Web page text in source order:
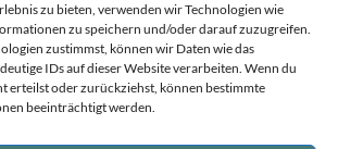
zu bieten, verwenden wir Technologien wie
zu speichern und/oder darauf zuzugreifen.
zustimmst, können wir Daten wie das
IDs auf dieser Website verarbeiten. Wenn du
erteilst oder zurückziehst, können bestimmte
beeinträchtigt werden.
Datenschutzerklärung